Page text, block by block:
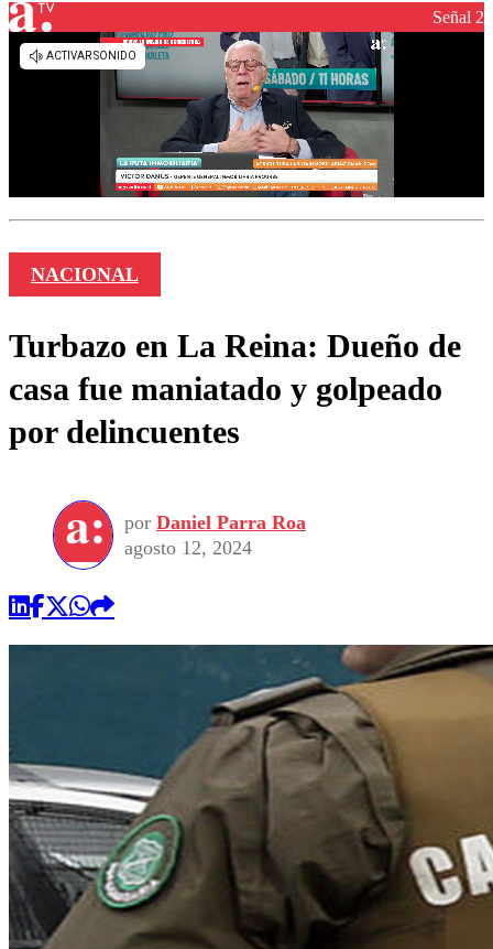
Señal 2
NACIONAL
Turbazo en La Reina: Dueño de
casa fue maniatado y golpeado
por delincuentes
por Daniel Parra Roa
agosto 12, 2024